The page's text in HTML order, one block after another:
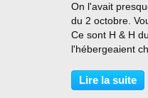
On l'avait
du 2 octobre.
Ce sont H & H
l'hébergeaient
Koicéty. Et il est
personne n'a
Lire la suite